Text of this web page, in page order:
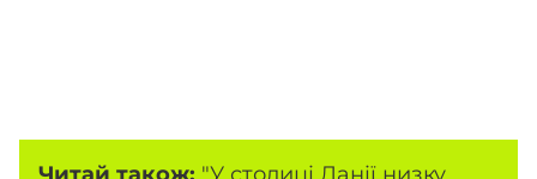
Читай також: "У столиці Данії низку